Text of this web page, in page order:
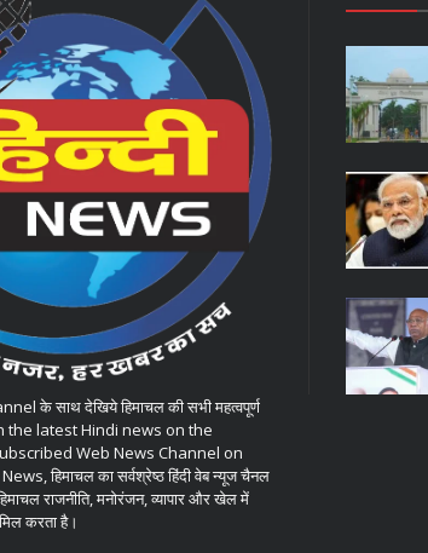
के साथ देखिये हिमाचल की सभी महत्वपूर्ण
the latest Hindi news on the
Web News Channel on
हिमाचल का सर्वश्रेष्ठ हिंदी वेब न्यूज चैनल
राजनीति, मनोरंजन, व्यापार और खेल में
करता है।